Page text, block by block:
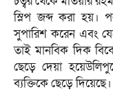
স্লিপ জব্দ করা হয়।
সুপারিশ করেন এবং
তাই মানবিক দিক
ছেড়ে দেয়া
ব্যক্তিকে ছেড়ে দিয়েছে।